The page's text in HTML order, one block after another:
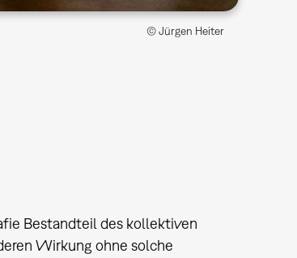
© Jürgen Heiter
Bestandteil des kollektiven
Wirkung ohne solche